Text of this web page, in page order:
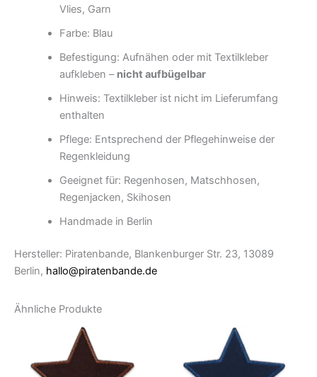
Vlies, Garn
Farbe: Blau
Befestigung: Aufnähen oder mit Textilkleber
aufkleben – nicht aufbügelbar
Hinweis: Textilkleber ist nicht im Lieferumfang
enthalten
Pflege: Entsprechend der Pflegehinweise der
Regenkleidung
Geeignet für: Regenhosen, Matschhosen,
Regenjacken, Skihosen
Handmade in Berlin
Hersteller: Piratenbande, Blankenburger Str. 23, 13089
Berlin, hallo@piratenbande.de
Ähnliche Produkte